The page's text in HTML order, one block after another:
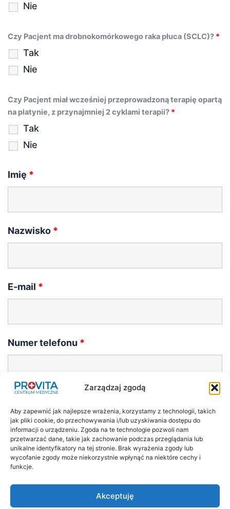
Zarządzaj zgodą
Aby zapewnić jak najlepsze wrażenia, korzystamy z technologii, takich
jak pliki cookie, do przechowywania i/lub uzyskiwania dostępu do
informacji o urządzeniu. Zgoda na te technologie pozwoli nam
przetwarzać dane, takie jak zachowanie podczas przeglądania lub
unikalne identyfikatory na tej stronie. Brak wyrażenia zgody lub
wycofanie zgody może niekorzystnie wpłynąć na niektóre cechy i
funkcje.
Akceptuję
Nie
Czy Pacjent ma drobnokomórkowego raka płuca (SCLC)? *
Tak
Nie
Czy Pacjent miał wcześniej przeprowadzoną terapię opartą
na platynie, z przynajmniej 2 cyklami terapii? *
Tak
Nie
Imię *
Nazwisko *
E-mail *
Numer telefonu *
Regulamin